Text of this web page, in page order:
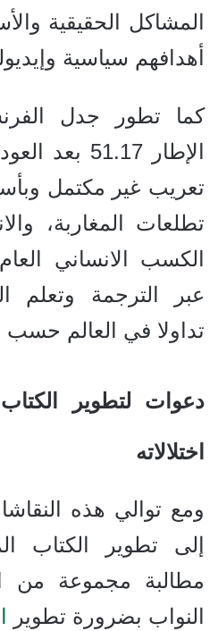
المشاكل الحقيقية
أهدافهم سياسية
كما تطور جدل
الإطار
تعريب غير مكتمل
تطلعات المغاربة،
الكسب الانساني
عبر الترجمة وتعلم
تداولا في العالم
دعوات لتطوير
اختلالاته
ومع توالي هذه
إلى تطوير الكتاب
مطالبة مجموعة من
النواب بضرورة تطوير